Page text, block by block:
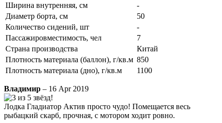
Ширина внутренняя, см
-
Диаметр борта, см
50
Количество сидений, шт
-
Пассажировместимость, чел
7
Страна производства
Китай
Плотность материала (баллон), г/кв.м 850
Плотность материала (дно), г/кв.м
1100
Владимир – 16 Apr 2019
Лодка Гладиатор Актив просто чудо! Помещается весь
рыбацкий скарб, прочная, с мотором ходит ровно.